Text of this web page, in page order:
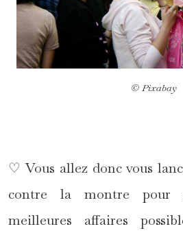
© Pixabay
♡ Vous allez donc vous
contre la montre pour
meilleures affaires